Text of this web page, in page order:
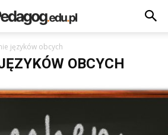
języków obcych
OBCYCH